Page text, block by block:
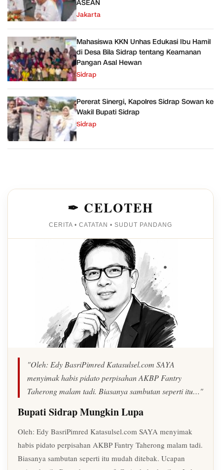
ASEAN
Jakarta
Mahasiswa KKN Unhas Edukasi Ibu Hamil
di Desa Bila Sidrap tentang Keamanan
Pangan Asal Hewan
Sidrap
Pererat Sinergi, Kapolres Sidrap Sowan ke
Wakil Bupati Sidrap
Sidrap
✒ CELOTEH
CERITA • CATATAN • SUDUT PANDANG
"Oleh: Edy BasriPimred Katasulsel.com SAYA
menyimak habis pidato perpisahan AKBP Fantry
Taherong malam tadi. Biasanya sambutan seperti itu…"
Bupati Sidrap Mungkin Lupa
Oleh: Edy BasriPimred Katasulsel.com SAYA menyimak
habis pidato perpisahan AKBP Fantry Taherong malam tadi.
Biasanya sambutan seperti itu mudah ditebak. Ucapan